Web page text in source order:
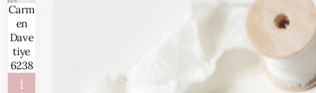
Carm
en
Dave
tiye
6238
İ